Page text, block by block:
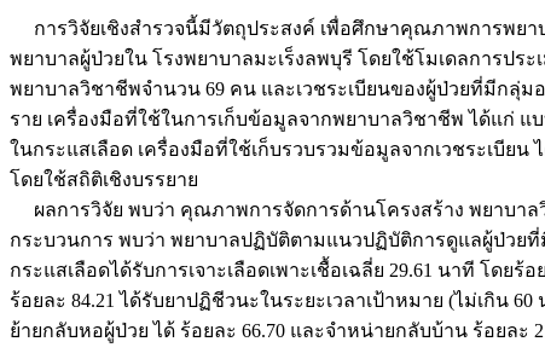
การวิจัยเชิงสำรวจนี้มีวัตถุประสงค์ เพื่อศึกษาคุณภาพการพยา
พยาบาลผู้ป่วยใน โรงพยาบาลมะเร็งลพบุรี โดยใช้โมเดลการป
พยาบาลวิชาชีพจำนวน 69 คน และเวชระเบียนของผู้ป่วยที่มีกลุ่ม
ราย เครื่องมือที่ใช้ในการเก็บข้อมูลจากพยาบาลวิชาชีพ ได้แก่
ในกระแสเลือด เครื่องมือที่ใช้เก็บรวบรวมข้อมูลจากเวชระเบี
โดยใช้สถิติเชิงบรรยาย
ผลการวิจัย พบว่า คุณภาพการจัดการด้านโครงสร้าง พยาบาล
กระบวนการ พบว่า พยาบาลปฏิบัติตามแนวปฏิบัติการดูแลผู้ป่วย
กระแสเลือดได้รับการเจาะเลือดเพาะเชื้อเฉลี่ย 29.61 นาที โดยร้
ร้อยละ 84.21 ได้รับยาปฏิชีวนะในระยะเวลาเป้าหมาย (ไม่เกิ
ย้ายกลับหอผู้ป่วย ได้ ร้อยละ 66.70 และจำหน่ายกลับบ้าน ร้อยละ